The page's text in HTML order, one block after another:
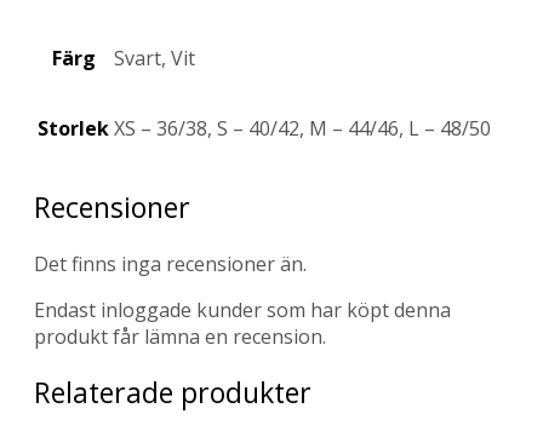
Färg Svart, Vit
StorlekXS – 36/38, S – 40/42, M – 44/46, L – 48/50
Recensioner
Det finns inga recensioner än.
Endast inloggade kunder som har köpt denna
produkt får lämna en recension.
Relaterade produkter